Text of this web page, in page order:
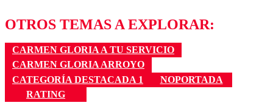
OTROS TEMAS A EXPLORAR:
CARMEN GLORIA A TU SERVICIO
CARMEN GLORIA ARROYO
CATEGORÍA DESTACADA 1
NOPORTADA
RATING